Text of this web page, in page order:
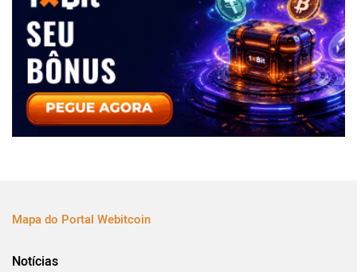
Mapa do Portal Webitcoin
Notícias